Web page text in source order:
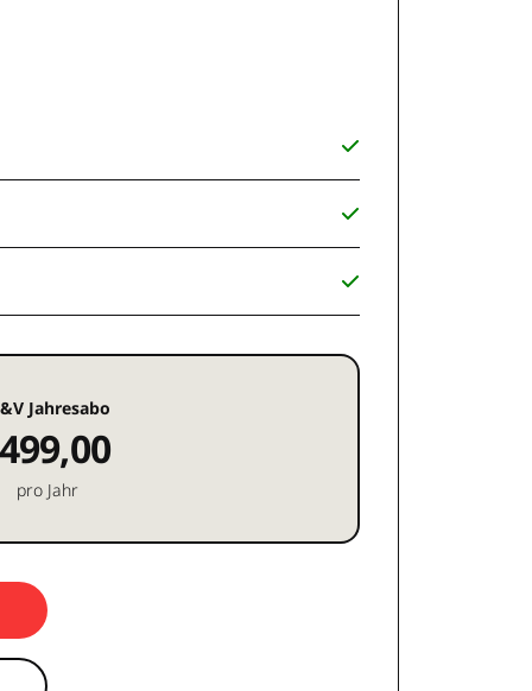
Jahresabo
499,00
pro Jahr